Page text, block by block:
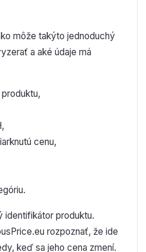
môže takýto jednoduchý
a aké údaje má
cenu,
identifikátor produktu.
rozpoznať, že ide
keď sa jeho cena zmení.